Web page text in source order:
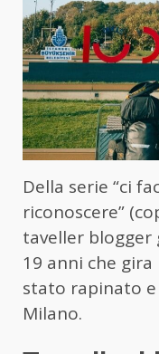
Della serie “ci
riconoscere”
taveller blogger
19 anni che
stato rapinato
Milano.